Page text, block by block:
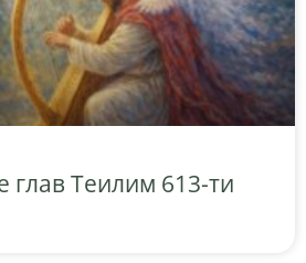
глав Теилим 613-ти